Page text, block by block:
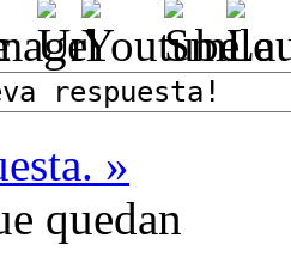
»
quedan